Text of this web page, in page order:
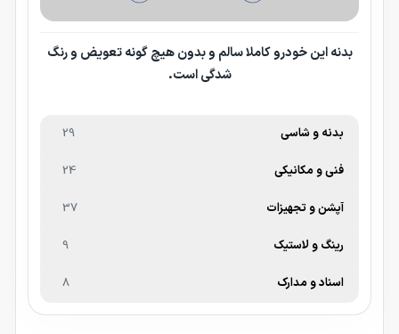
بدنه این خودرو کاملا سالم و بدون هیچ گونه تعویض و رنگ
شدگی است.
بدنه و شاسی 29
فنی و مکانیکی 24
آپشن و تجهیزات 37
رینگ و لاستیک 9
اسناد و مدارک 8